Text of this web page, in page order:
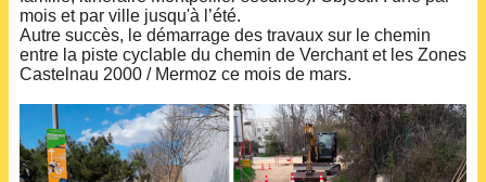
mois et par ville jusqu'à l’été.
Autre succès, le démarrage des travaux sur le chemin
entre la piste cyclable du chemin de Verchant et les Zones
Castelnau 2000 / Mermoz ce mois de mars.